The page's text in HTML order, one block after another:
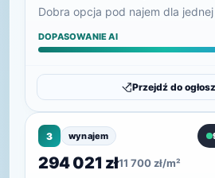
Dobra opcja pod najem dla
DOPASOWANIE AI
Przejdź do
3 wynajem
294 021 zł11 700 zł/m²